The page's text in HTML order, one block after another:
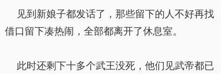
见到新娘子都发话了，那些留下的人不好再找
借口留下凑热闹，全部都离开了休息室。
此时还剩下十多个武王没死，他们见武帝都已